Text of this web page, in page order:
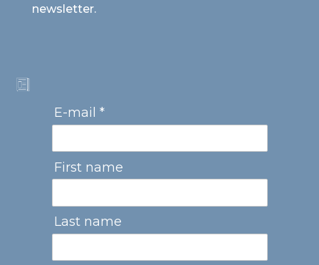
newsletter.
E-mail *
First name
Last name